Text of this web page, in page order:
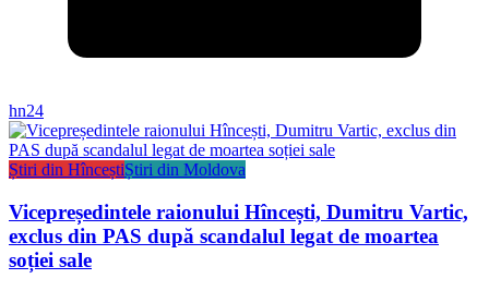
hn24
Știri din HînceștiȘtiri din Moldova
Vicepreședintele raionului Hîncești, Dumitru Vartic,
exclus din PAS după scandalul legat de moartea
soției sale